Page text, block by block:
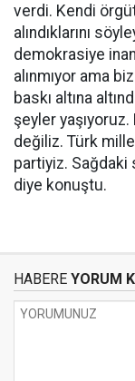
verdi. Kendi
alındıklarını
demokrasiye
alınmıyor ama
baskı altına
şeyler
değiliz. Türk
partiyiz. Sağdaki
diye konuştu.
HABERE YORUM